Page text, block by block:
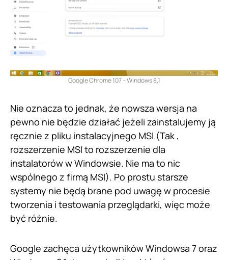
Google Chrome 107 – Windows 8.1
Nie oznacza to jednak, że nowsza wersja na
pewno nie będzie działać jeżeli zainstalujemy ją
ręcznie z pliku instalacyjnego MSI (Tak ,
rozszerzenie MSI to rozszerzenie dla
instalatorów w Windowsie. Nie ma to nic
wspólnego z firmą MSI). Po prostu starsze
systemy nie będą brane pod uwagę w procesie
tworzenia i testowania przeglądarki, więc może
być różnie.
Google zachęca użytkowników Windowsa 7 oraz